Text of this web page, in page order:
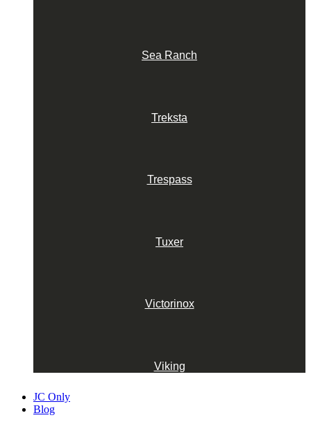
Sea Ranch
Treksta
Trespass
Tuxer
Victorinox
Viking
JC Only
Blog